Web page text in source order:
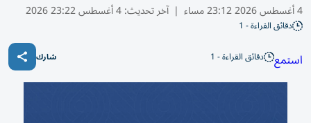
4 أغسطس 2026 23:12 مساء | آخر تحديث:4 أغسطس 23:22 2026
دقائق القراءة - 1
استمع دقائق القراءة - 1 شارك